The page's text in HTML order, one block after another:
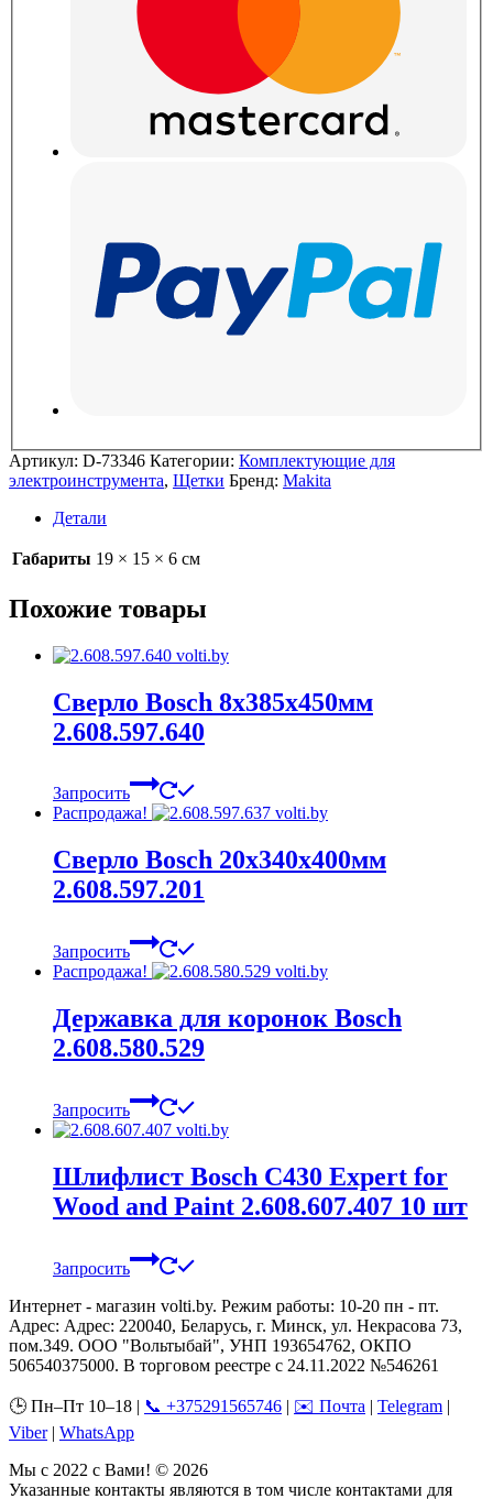
Артикул: D-73346 Категории: Комплектующие для
электроинструмента, Щетки Бренд: Makita
Детали
Габариты 19 × 15 × 6 см
Похожие товары
Сверло Bosch 8х385х450мм
2.608.597.640
Запросить
Распродажа!
Сверло Bosch 20х340х400мм
2.608.597.201
Запросить
Распродажа!
Державка для коронок Bosch
2.608.580.529
Запросить
Шлифлист Bosch C430 Expert for
Wood and Paint 2.608.607.407 10 шт
Запросить
Интернет - магазин volti.by. Режим работы: 10-20 пн - пт.
Адрес: Адрес: 220040, Беларусь, г. Минск, ул. Некрасова 73,
пом.349. ООО "Вольтыбай", УНП 193654762, ОКПО
506540375000. В торговом реестре с 24.11.2022 №546261
🕒 Пн–Пт 10–18 | 📞 +375291565746 | ✉️ Почта | Telegram |
Viber| WhatsApp
Мы с 2022 с Вами! © 2026
Указанные контакты являются в том числе контактами для